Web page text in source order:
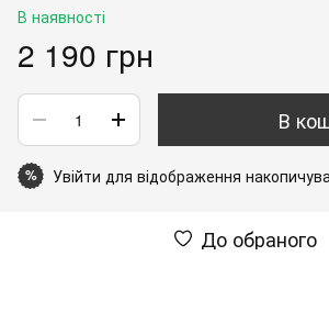
В наявності
2 190 грн
В
% Увійти для відображення
До обраного